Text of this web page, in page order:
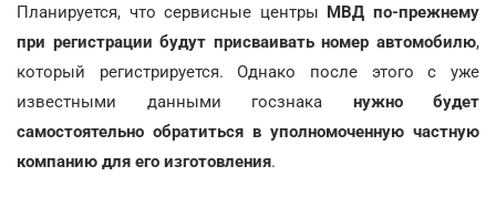
Планируется, что сервисные центры МВД по-прежнему
при регистрации будут присваивать номер автомобилю,
который регистрируется. Однако после этого с уже
известными данными госзнака нужно будет
самостоятельно обратиться в уполномоченную частную
компанию для его изготовления.